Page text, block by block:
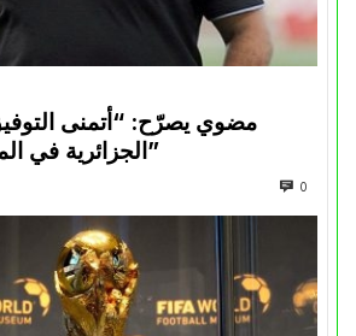
مضوي يصرّح: “أتمنى
الجزائرية في المسابقات القارية”
0